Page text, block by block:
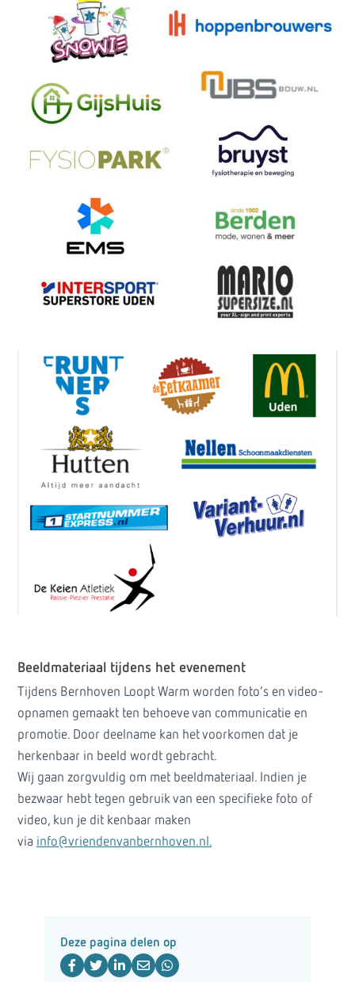
Beeldmateriaal tijdens het evenement
Tijdens Bernhoven Loopt Warm worden foto’s en video-
opnamen gemaakt ten behoeve van communicatie en
promotie. Door deelname kan het voorkomen dat je
herkenbaar in beeld wordt gebracht.
Wij gaan zorgvuldig om met beeldmateriaal. Indien je
bezwaar hebt tegen gebruik van een specifieke foto of
video, kun je dit kenbaar maken
via info@vriendenvanbernhoven.nl.
Deze pagina delen op